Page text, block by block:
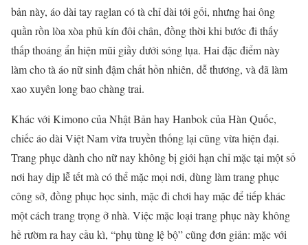
bản này, áo dài tay raglan có tà chỉ dài tới gối, nhưng hai ông
quần rồn lòa xòa phủ kín đôi chân, đồng thời khi bước đi thấy
thấp thoáng ẩn hiện mũi giầy dưới sóng lụa. Hai đặc điểm này
làm cho tà áo nữ sinh đậm chất hồn nhiên, dễ thương, và đã làm
xao xuyên long bao chàng trai.
Khác với Kimono của Nhật Bản hay Hanbok của Hàn Quốc,
chiếc áo dài Việt Nam vừa truyền thống lại cũng vừa hiện đại.
Trang phục dành cho nữ nay không bị giới hạn chỉ mặc tại một số
nơi hay dịp lễ tết mà có thể mặc mọi nơi, dùng làm trang phục
công sở, đồng phục học sinh, mặc đi chơi hay mặc để tiếp khác
một cách trang trọng ở nhà. Việc mặc loại trang phục này không
hề rườm ra hay cầu kì, “phụ tùng lệ bộ” cũng đơn giản: mặc với